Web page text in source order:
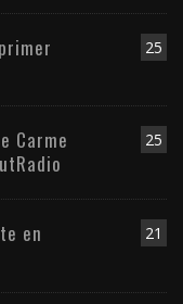
25
25
Carme
21
en